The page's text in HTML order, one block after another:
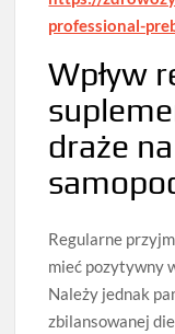
professional-
Wpływ
draże
Regularne
mieć pozytywny
Należy jednak
zbilansowanej